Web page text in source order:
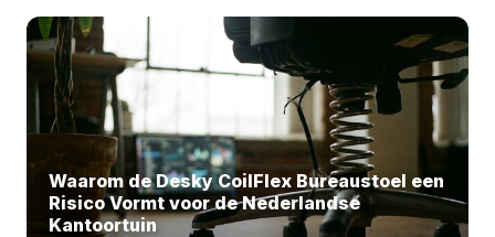
Waarom de Desky CoilFlex Bureaustoel een
Risico Vormt voor de Nederlandse
Kantoortuin